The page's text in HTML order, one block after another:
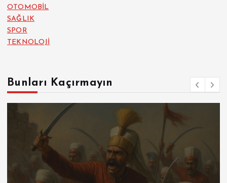
OTOMOBİL
SAĞLIK
SPOR
TEKNOLOJİ
Bunları Kaçırmayın